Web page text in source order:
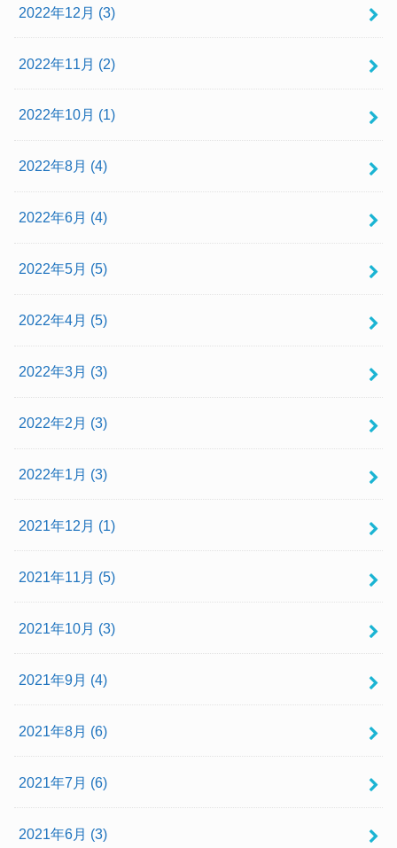
2022年12月 (3)
2022年11月 (2)
2022年10月 (1)
2022年8月 (4)
2022年6月 (4)
2022年5月 (5)
2022年4月 (5)
2022年3月 (3)
2022年2月 (3)
2022年1月 (3)
2021年12月 (1)
2021年11月 (5)
2021年10月 (3)
2021年9月 (4)
2021年8月 (6)
2021年7月 (6)
2021年6月 (3)